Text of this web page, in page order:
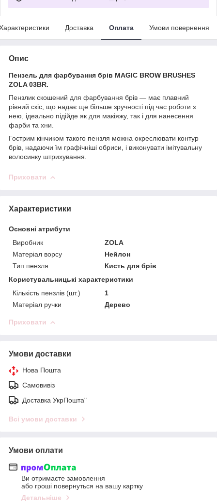
Доставка Оплата Умови повернення
Опис
Пензель для фарбування брів MAGIC BROW BRUSHES
ZOLA 03BR.
Пензлик скошений для фарбування брів — має плавний
рівний скіс, що надає ще більше зручності під час роботи з
нею, ідеально підійде як для макіяжу, так і для нанесення
фарби та хни.
Гострим кінчиком такого пензля можна окреслювати контур
брів, надаючи їм графічніші обриси, і виконувати імітувальну
волосинку штрихування.
Приховати
Характеристики
Основні атрибути
Виробник
ZOLA
Матеріал ворсу
Нейлон
Тип пензля
Кисть для брів
Користувальницькі характеристики
Кількість пензлів (шт.)
1
Матеріал ручки
Дерево
Приховати
Умови доставки
Нова Пошта
Самовивіз
Доставка УкрПошта"
Всі умови доставки
Умови оплати
Ви отримаєте замовлення
або гроші повернуться на вашу картку
Детальніше